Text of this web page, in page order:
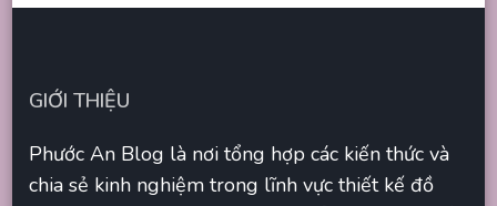
GIỚI THIỆU
Phước An Blog là nơi tổng hợp các kiến thức và
chia sẻ kinh nghiệm trong lĩnh vực thiết kế đồ